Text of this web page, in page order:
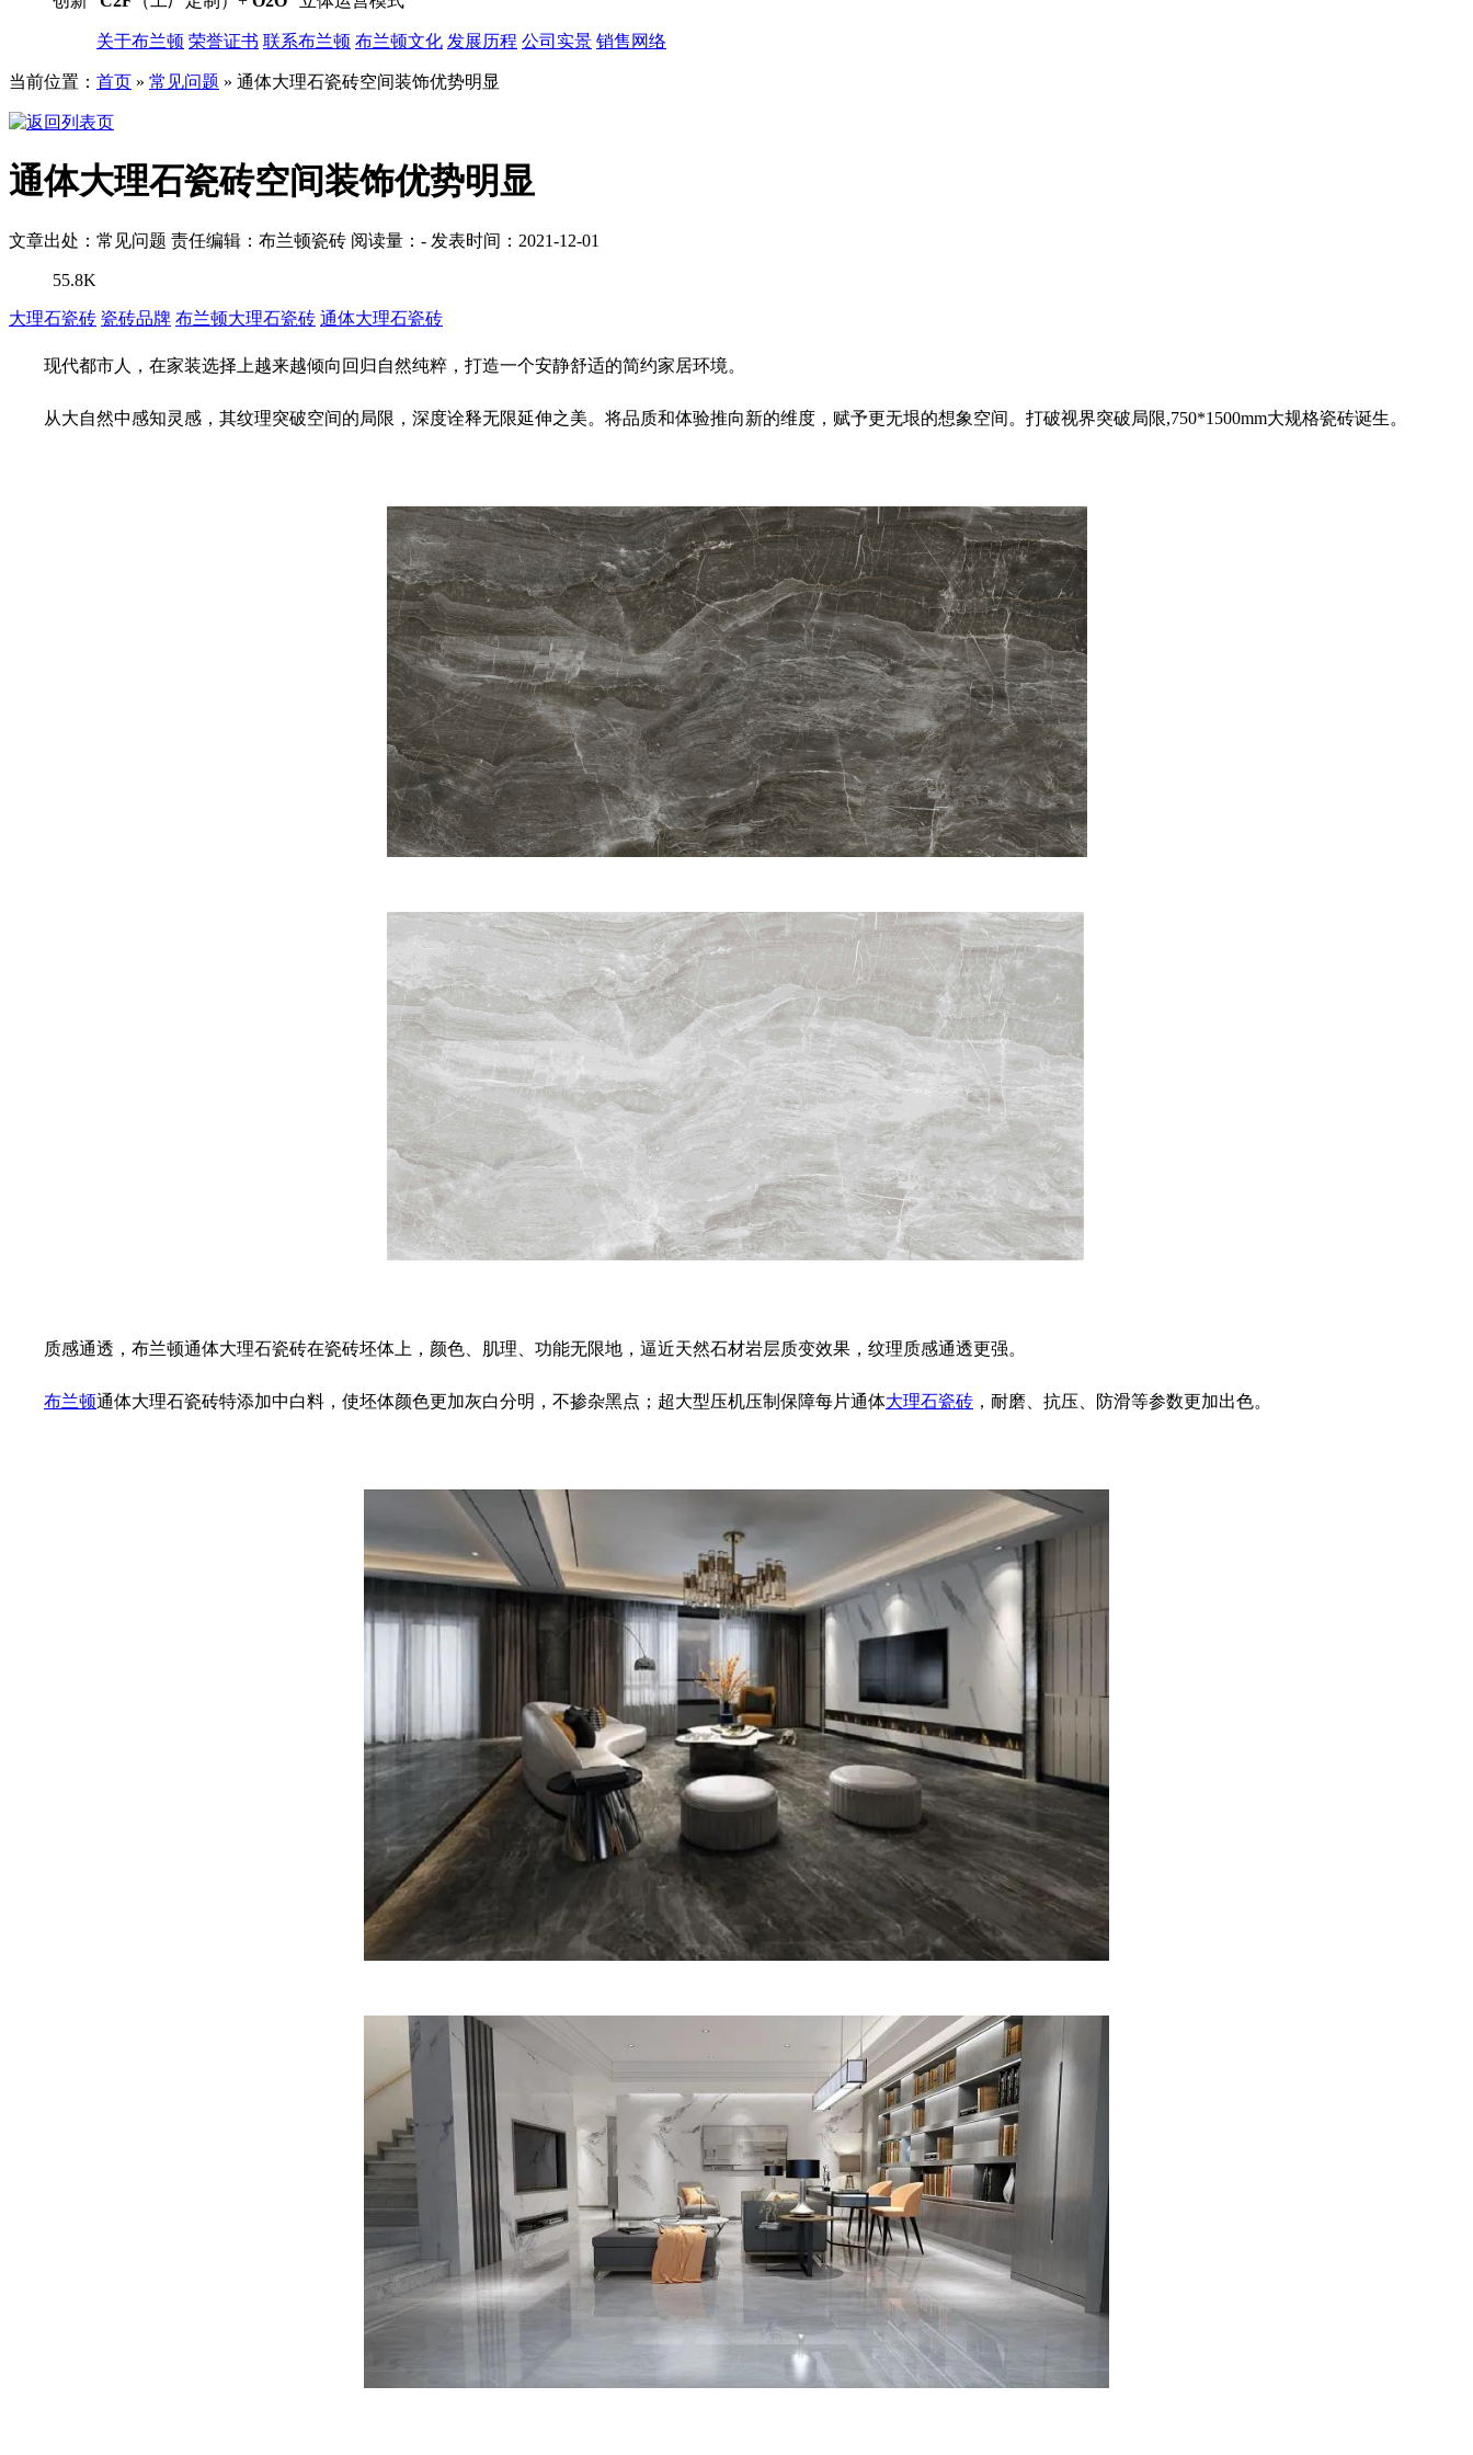
关于布兰顿 荣誉证书 联系布兰顿 布兰顿文化 发展历程 公司实景 销售网络
当前位置： 首页 » 常见问题 » 通体大理石瓷砖空间装饰优势明显
通体大理石瓷砖空间装饰优势明显
文章出处：常见问题 责任编辑：布兰顿瓷砖 阅读量： - 发表时间：2021-12-01
55.8K
大理石瓷砖 瓷砖品牌 布兰顿大理石瓷砖 通体大理石瓷砖
现代都市人，在家装选择上越来越倾向回归自然纯粹，打造一个安静舒适的简约家居环境。
从大自然中感知灵感，其纹理突破空间的局限，深度诠释无限延伸之美。将品质和体验推向新的维度，赋予更无垠的想象空间。打破视界突破局限,750*1500mm大规格瓷砖诞生。
质感通透，布兰顿通体大理石瓷砖在瓷砖坯体上，颜色、肌理、功能无限地，逼近天然石材岩层质变效果，纹理质感通透更强。
布兰顿通体大理石瓷砖特添加中白料，使坯体颜色更加灰白分明，不掺杂黑点；超大型压机压制保障每片通体大理石瓷砖 ，耐磨、抗压、防滑等参数更加出色。